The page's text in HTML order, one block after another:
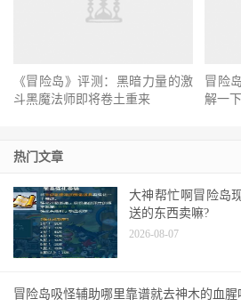
《冒险岛》评测：黑暗力量的激
斗黑魔法师即将卷土重来
冒险
解一下
热门文章
大神帮忙啊冒险岛
送的东西卖嘛?
2026-08-07
冒险岛吸怪辅助哪里靠谱就去神木的血腥